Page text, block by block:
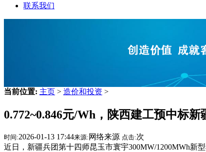
联系我们
当前位置: 主页 > 造价和投资 >
0.772~0.846元/Wh，陕西建工预中标
时间:2026-01-13 17:44来源: 网络来源 点击:次
近日，新疆兵团第十四师昆玉市寰宇300MW/1200MWh新